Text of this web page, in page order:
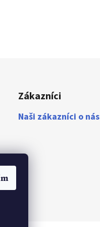
Zákazníci
Naši zákazníci o nás